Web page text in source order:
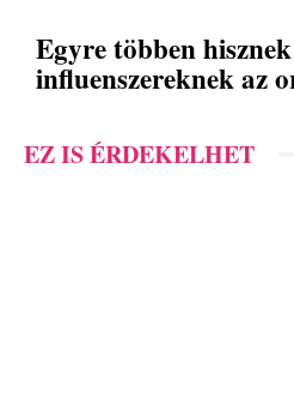
Egyre többen
influenszereknek az
EZ IS ÉRDEKELHET